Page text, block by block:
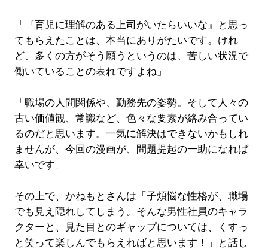
「『育児に理解のある上司がいたらいいな』と思っ
てもらえたことは、本当にありがたいです。けれ
ど、多くの方がそう願うというのは、苦しい状況で
働いていることの表れですよね」
「職場の人間関係や、勤務先の姿勢。そして人々の
古い価値観、常識など、色々な要素が絡み合ってい
るのだと思います。一気に解決はできないかもしれ
ませんが、今回の漫画が、問題提起の一助になれば
幸いです」
その上で、かねもとさんは「子煩悩な性格が、職場
でも見え隠れしてしまう。そんな男性社員のキャラ
クターと、見た目とのギャップについては、くすっ
と笑って楽しんでもらえればと思います！」と話し